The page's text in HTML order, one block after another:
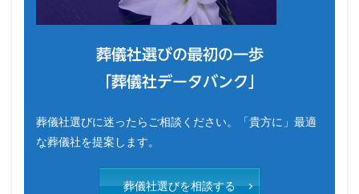
葬儀社選びの最初の一歩
「葬儀社データバンク」
葬儀社選びに迷ったらご相談ください。「貴方に」最適
な葬儀社を提案します。
葬儀社選びを相談する